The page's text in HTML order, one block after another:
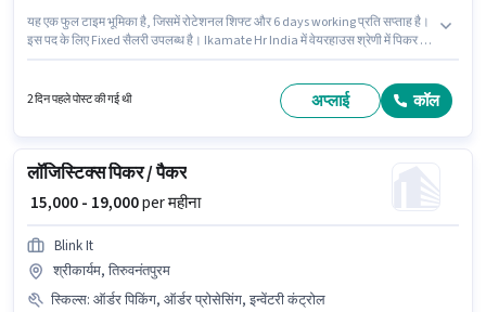
यह एक फुल टाइम भूमिका है, जिसमें रोटेशनल शिफ्ट और 6 days working प्रति सप्ताह है।
इस पद के लिए Fixed सैलरी उपलब्ध है। Ikamate Hr India में वेयरहाउस श्रेणी में पिकर /
के लिए उम्मीदवार के पास इन्वेंटरी कंट्रोल, ऑर्डर पिकिंग, ऑर्डर प्रोसेसिंग, पैकेजिंग और
2 दिन पहले पोस्ट की गई थी अप्लाई कॉल
लॉजिस्टिक्स पिकर / पैकर
₹ 15,000 - 19,000per महीना
Blink It
श्रीकार्यम, तिरुवनंतपुरम
स्किल्स: ऑर्डर पिकिंग, ऑर्डर प्रोसेसिंग, इन्वेंटरी कंट्रोल